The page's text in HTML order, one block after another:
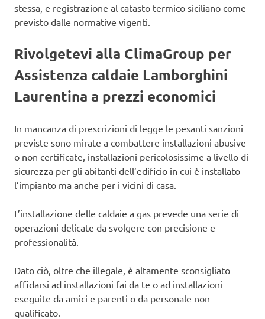
stessa, e registrazione al catasto termico siciliano come
previsto dalle normative vigenti.
Rivolgetevi alla ClimaGroup per
Assistenza caldaie Lamborghini
Laurentina a prezzi economici
In mancanza di prescrizioni di legge le pesanti sanzioni
previste sono mirate a combattere installazioni abusive
o non certificate, installazioni pericolosissime a livello di
sicurezza per gli abitanti dell’edificio in cui è installato
l’impianto ma anche per i vicini di casa.
L’installazione delle caldaie a gas prevede una serie di
operazioni delicate da svolgere con precisione e
professionalità.
Dato ciò, oltre che illegale, è altamente sconsigliato
affidarsi ad installazioni fai da te o ad installazioni
eseguite da amici e parenti o da personale non
qualificato.